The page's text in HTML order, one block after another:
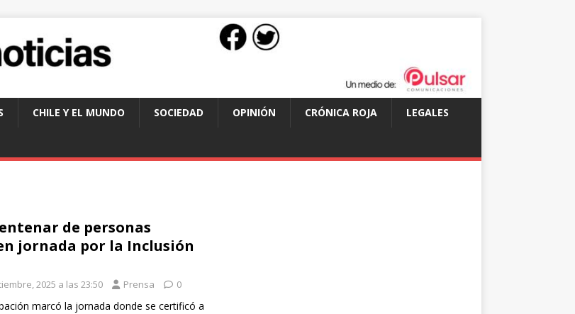
CHILE Y EL MUNDO SOCIEDAD OPINIÓN CRÓNICA ROJA LEGALES
de personas
jornada por la Inclusión
2025 a las 23:50 Prensa 0
marcó la jornada donde se certificó a